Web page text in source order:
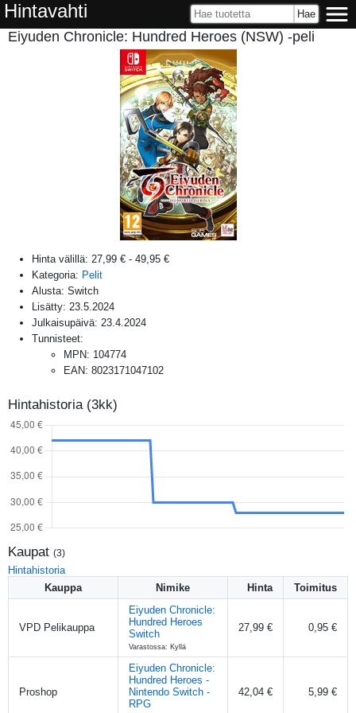
Hintavahti
Eiyuden Chronicle: Hundred Heroes (NSW) -peli
Hinta välillä: 27,99 € - 49,95 €
Kategoria: Pelit
Alusta: Switch
Lisätty: 23.5.2024
Julkaisupäivä: 23.4.2024
Tunnisteet:
MPN: 104774
EAN: 8023171047102
Hintahistoria (3kk)
Kaupat (3)
Hintahistoria
Kauppa
Nimike Hinta Toimitus
VPD Pelikauppa
Eiyuden Chronicle:
Hundred Heroes
Switch
Varastossa: Kyllä
27,99 € 0,95 €
Proshop
Eiyuden Chronicle:
Hundred Heroes -
Nintendo Switch -
RPG
42,04 € 5,99 €